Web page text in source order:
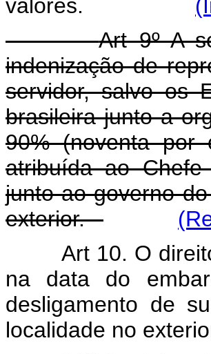
valores.
Art 9º A
indenização de
servidor, salvo os
brasileira junto a
90% (noventa por
atribuída ao Chefe
junto ao governo
exterior.
Art 10. O
na data do
desligamento de
localidade no